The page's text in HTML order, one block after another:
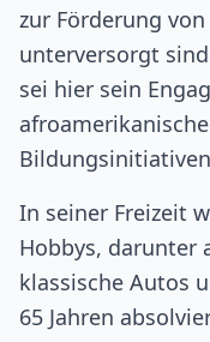
zur Förderung
unterversorgt
sei hier sein
In seiner Freizeit
Hobbys, darunter
klassische Autos
65 Jahren